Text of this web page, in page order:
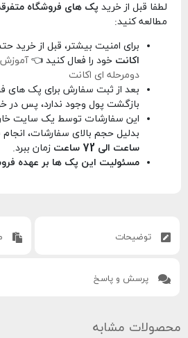
لطفا قبل از خرید پک های فروشگاه
مطالعه کنید:
برای امنیت بیشتر، قبل از خرید
اکانت خود را فعال کنید 👈آموزش
دومرحله ای اکانت
بعد از ثبت سفارش برای پک های
بازگشت پول وجود ندارد، پس در
این سفارشات توسط یک سایت
بدلیل حجم بالای سفارشات، انجام
ساعت الی 72 ساعت
زمان ببرد.
مسئولیت این پک ها بر عهده
توضیحات
پرسش و پاسخ
محصولات مشابه